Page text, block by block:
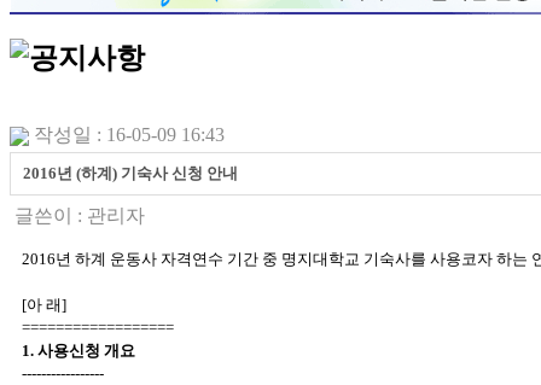
작성일 : 16-05-09 16:43
2016년 (하계) 기숙사 신청 안내
글쓴이 : 관리자
2016년 하계 운동사 자격연수 기간 중 명지대학교 기숙사를 사용코자 하
[아 래]
==================
1. 사용신청 개요
-----------------